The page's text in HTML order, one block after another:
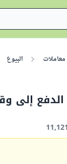
معاملات البيوع
إلى
11,121